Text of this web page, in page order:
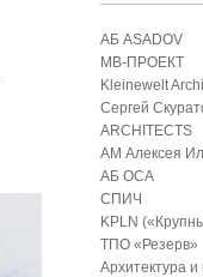
АБ ASADOV
МВ-ПРОЕКТ
Kleinewelt
Сергей
ARCHITECTS
АМ Алексея
АБ ОСА
СПИЧ
KPLN
ТПО «Резерв»
Архитектура и